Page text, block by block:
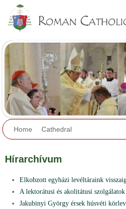
Home Cathedral
Hírarchívum
Elkobzott egyházi levéltáraink
A lektorátusi és akolitátusi szolgálatok
Jakubinyi György érsek húsvéti